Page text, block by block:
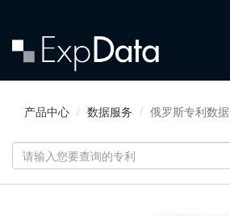
产品中心 数据服务 俄罗斯专利数据